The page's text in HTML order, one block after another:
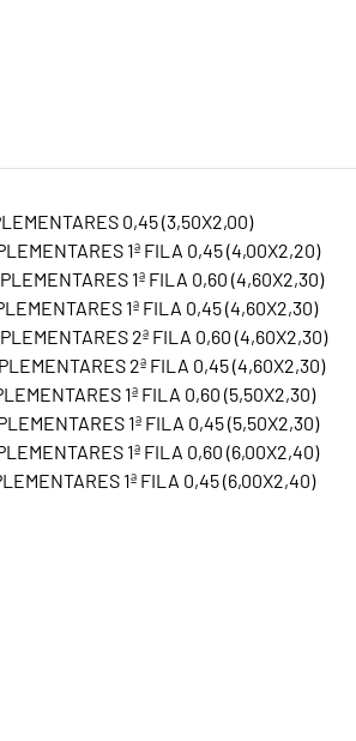
0,45 (3,50X2,00)
1ª FILA 0,45 (4,00X2,20)
1ª FILA 0,60 (4,60X2,30)
1ª FILA 0,45 (4,60X2,30)
2ª FILA 0,60 (4,60X2,30)
2ª FILA 0,45 (4,60X2,30)
1ª FILA 0,60 (5,50X2,30)
1ª FILA 0,45 (5,50X2,30)
1ª FILA 0,60 (6,00X2,40)
1ª FILA 0,45 (6,00X2,40)